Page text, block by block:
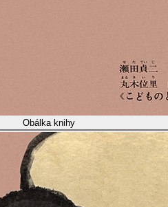
Obálka knihy